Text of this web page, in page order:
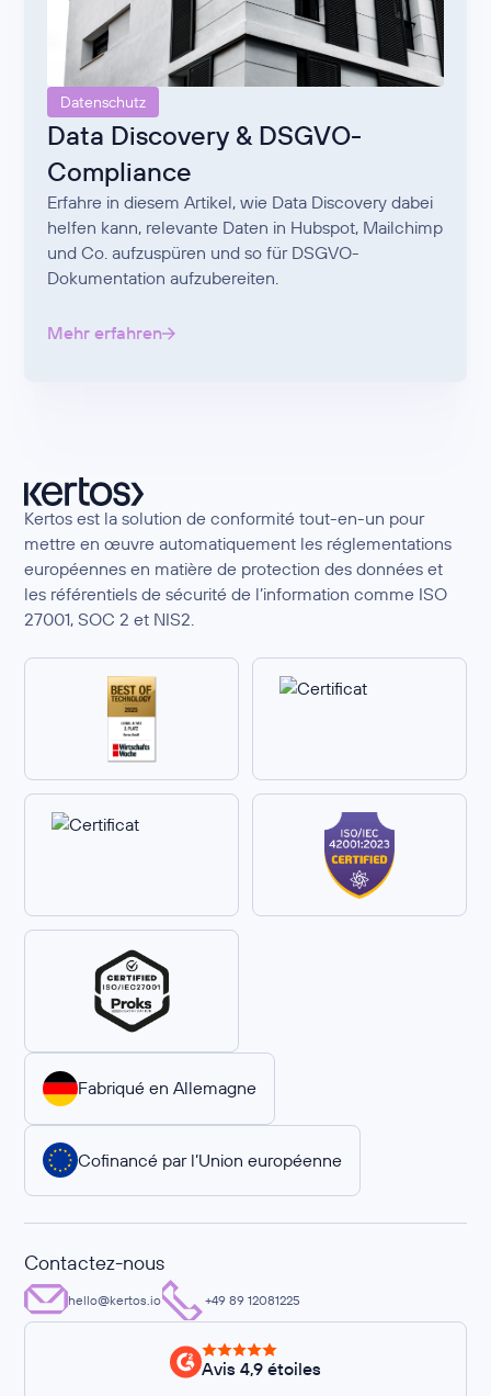
Datenschutz
Data Discovery & DSGVO-
Compliance
Erfahre in diesem Artikel, wie Data Discovery dabei
helfen kann, relevante Daten in Hubspot, Mailchimp
und Co. aufzuspüren und so für DSGVO-
Dokumentation aufzubereiten.
Mehr erfahren
Kertos est la solution de conformité tout-en-un pour
mettre en œuvre automatiquement les réglementations
européennes en matière de protection des données et
les référentiels de sécurité de l’information comme ISO
27001, SOC 2 et NIS2.
Fabriqué en Allemagne
Cofinancé par l’Union européenne
Contactez-nous
hello@kertos.io +49 89 12081225
Avis 4,9 étoiles